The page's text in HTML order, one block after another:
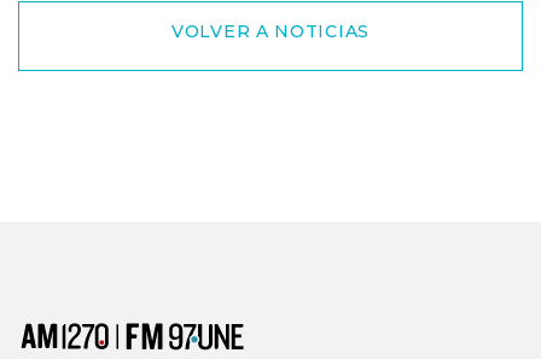
VOLVER A NOTICIAS